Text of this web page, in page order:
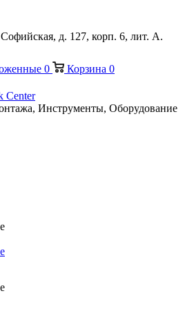
д. 127, корп. 6, лит. А.
0 Корзина 0
Center
Инструменты, Оборудование